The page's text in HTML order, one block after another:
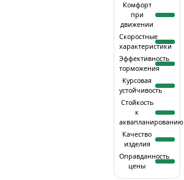
Комфорт
при
движении
Скоростные
характеристики
Эффективность
торможения
Курсовая
устойчивость
Стойкость
к
аквапланированию
Качество
изделия
Оправданность
цены